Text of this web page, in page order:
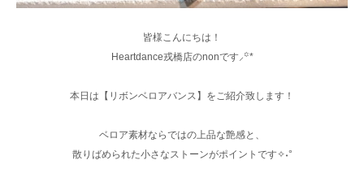
皆様こんにちは！
Heartdance戎橋店のnonです⸝꙳*
本日は【リボンベロアバンス】をご紹介致します！
ベロア素材ならではの上品な艶感と、
散りばめられた小さなストーンがポイントです✧˖°